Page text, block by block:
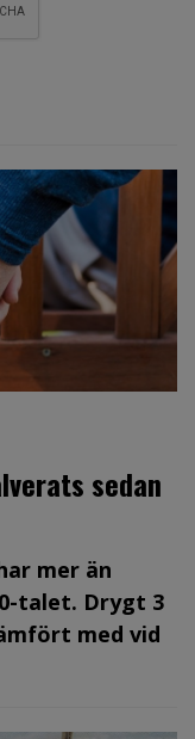
sedan
mer än
talet. Drygt 3
med vid